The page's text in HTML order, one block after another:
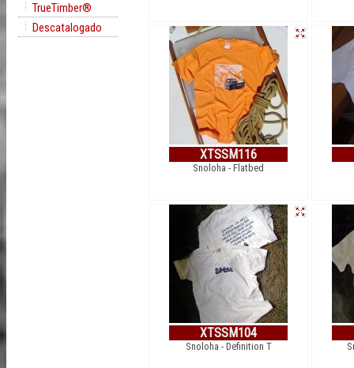
TrueTimber®
Descatalogado
XTSSM116
Snoloha - Flatbed
XTSSM104
Snoloha - Definition T